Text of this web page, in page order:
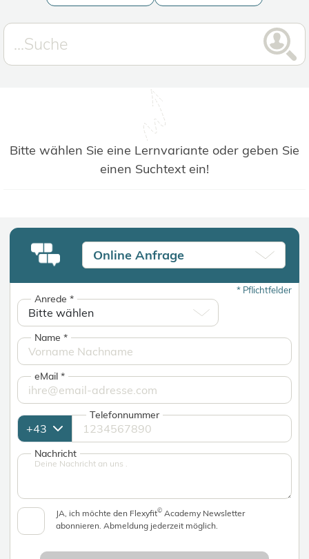
Bitte wählen Sie eine Lernvariante oder geben Sie
einen Suchtext ein!
Online Anfrage
*Pflichtfelder
Anrede*
Name*
eMail*
Telefonnummer
Nachricht
JA, ich möchte den Flexyfit© Academy Newsletter
abonnieren. Abmeldung jederzeit möglich.